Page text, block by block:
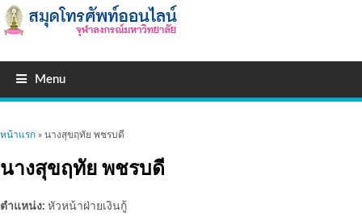
Menu
คุณอยู่ที่นี่
หน้าแรก » นางสุขฤทัย พชรบดี
นางสุขฤทัย พชรบดี
ตำแหน่ง: หัวหน้าฝ่ายเงินกู้